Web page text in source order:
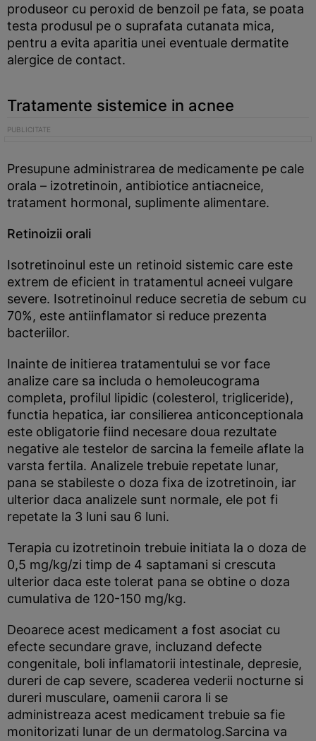
produseor cu peroxid de benzoil pe fata, se poata
testa produsul pe o suprafata cutanata mica,
pentru a evita aparitia unei eventuale dermatite
alergice de contact.
Tratamente sistemice in acnee
Presupune administrarea de medicamente pe cale
orala – izotretinoin, antibiotice antiacneice,
tratament hormonal, suplimente alimentare.
Retinoizii orali
Isotretinoinul este un retinoid sistemic care este
extrem de eficient in tratamentul acneei vulgare
severe. Isotretinoinul reduce secretia de sebum cu
70%, este antiinflamator si reduce prezenta
bacteriilor.
Inainte de initierea tratamentului se vor face
analize care sa includa o hemoleucograma
completa, profilul lipidic (colesterol, trigliceride),
functia hepatica, iar consilierea anticonceptionala
este obligatorie fiind necesare doua rezultate
negative ale testelor de sarcina la femeile aflate la
varsta fertila. Analizele trebuie repetate lunar,
pana se stabileste o doza fixa de izotretinoin, iar
ulterior daca analizele sunt normale, ele pot fi
repetate la 3 luni sau 6 luni.
Terapia cu izotretinoin trebuie initiata la o doza de
0,5 mg/kg/zi timp de 4 saptamani si crescuta
ulterior daca este tolerat pana se obtine o doza
cumulativa de 120-150 mg/kg.
Deoarece acest medicament a fost asociat cu
efecte secundare grave, incluzand defecte
congenitale, boli inflamatorii intestinale, depresie,
dureri de cap severe, scaderea vederii nocturne si
dureri musculare, oamenii carora li se
administreaza acest medicament trebuie sa fie
monitorizati lunar de un dermatolog.Sarcina va